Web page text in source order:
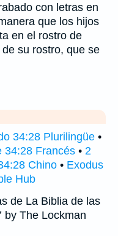
con letras en
que los hijos
en el rostro de
su rostro, que se
34:28 Plurilingüe •
34:28 Francés • 2
Chino • Exodus
Hub
de La Biblia de las
The Lockman